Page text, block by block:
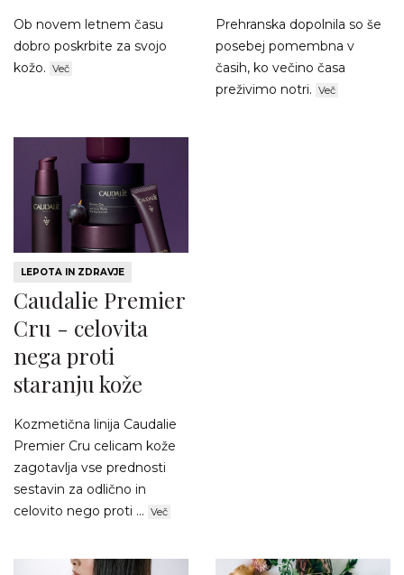
Ob novem letnem času
dobro poskrbite za svojo
kožo. Več
Prehranska dopolnila so še
posebej pomembna v
časih, ko večino časa
preživimo notri. Več
LEPOTA IN ZDRAVJE
Caudalie Premier
Cru - celovita
nega proti
staranju kože
Kozmetična linija Caudalie
Premier Cru celicam kože
zagotavlja vse prednosti
sestavin za odlično in
celovito nego proti ... Več